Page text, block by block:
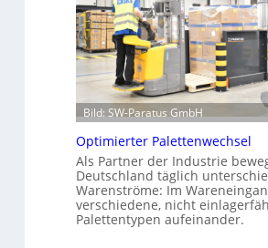
p
a
r
e
n
t
e
L
a
g
e
r
Bild: SW-Paratus GmbH
Optimierter Palettenwechsel
Als Partner der Industrie
Deutschland täglich
Warenströme: Im
verschiedene, nicht
Palettentypen aufeinander.